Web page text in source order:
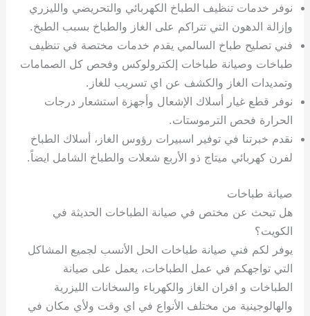
نوفر خدمات تنظيف الطباخ الكهربائي والتحريضي والليزري
وإزالة الدهون التي تتراكم على الغاز والطباخ بسبب الطبخ.
فني تصليح طباخ السالمي يقدم خدمات مختصة في تنظيف
طباخات وصيانة طباخات إلكترولوكس وفحص كل الصمامات
وتمديدات الغاز والكشف عن اي تسريب للغاز.
نوفر قطع غيار أسلاك الإشعال وأجهزة استشعار درجات
الحرارة فحص الترموستات.
نقدم خبرتنا في توفير اسبيرات رؤوس الغاز، أسلاك الطباخ
لفرن كهربائي ميتاج ذو الأربع شعلات والطباخ الشامل ايضاً.
صيانة طباخات
هل تبحث عن مختص في صيانة الطباخات الحديثة في
الكويت؟
يوفر لكم فني صيانة طباخات الحل الأنسب لجميع المشاكل
التي تواجهكم في عمل الطباخات، يعمل على صيانة
الطباخات و افران الغاز والكهرباء والسخانات الليزرية
والهالوجينية من مختلف الأنواع في اي وقت ولأي مكان في